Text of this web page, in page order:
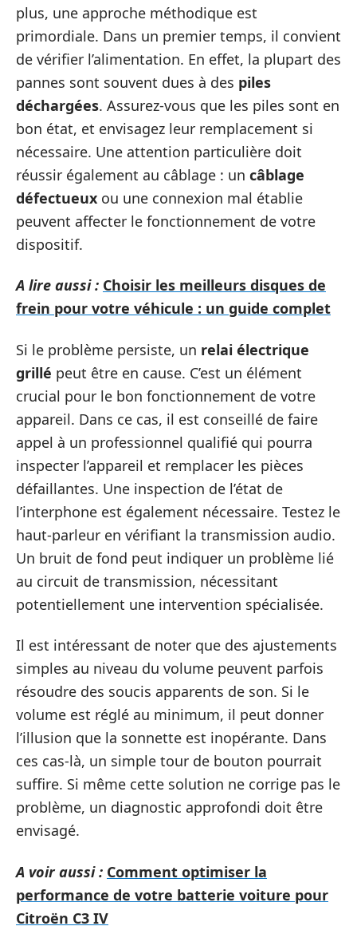
plus, une approche méthodique est
primordiale. Dans un premier temps, il convient
de vérifier l’alimentation. En effet, la plupart des
pannes sont souvent dues à des piles
déchargées. Assurez-vous que les piles sont en
bon état, et envisagez leur remplacement si
nécessaire. Une attention particulière doit
réussir également au câblage : un câblage
défectueux ou une connexion mal établie
peuvent affecter le fonctionnement de votre
dispositif.
A lire aussi : Choisir les meilleurs disques de
frein pour votre véhicule : un guide complet
Si le problème persiste, un relai électrique
grillé peut être en cause. C’est un élément
crucial pour le bon fonctionnement de votre
appareil. Dans ce cas, il est conseillé de faire
appel à un professionnel qualifié qui pourra
inspecter l’appareil et remplacer les pièces
défaillantes. Une inspection de l’état de
l’interphone est également nécessaire. Testez le
haut-parleur en vérifiant la transmission audio.
Un bruit de fond peut indiquer un problème lié
au circuit de transmission, nécessitant
potentiellement une intervention spécialisée.
Il est intéressant de noter que des ajustements
simples au niveau du volume peuvent parfois
résoudre des soucis apparents de son. Si le
volume est réglé au minimum, il peut donner
l’illusion que la sonnette est inopérante. Dans
ces cas-là, un simple tour de bouton pourrait
suffire. Si même cette solution ne corrige pas le
problème, un diagnostic approfondi doit être
envisagé.
A voir aussi : Comment optimiser la
performance de votre batterie voiture pour
Citroën C3 IV